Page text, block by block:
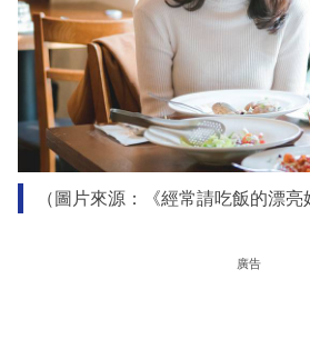
（圖片來源：《經常請吃飯的漂亮
廣告